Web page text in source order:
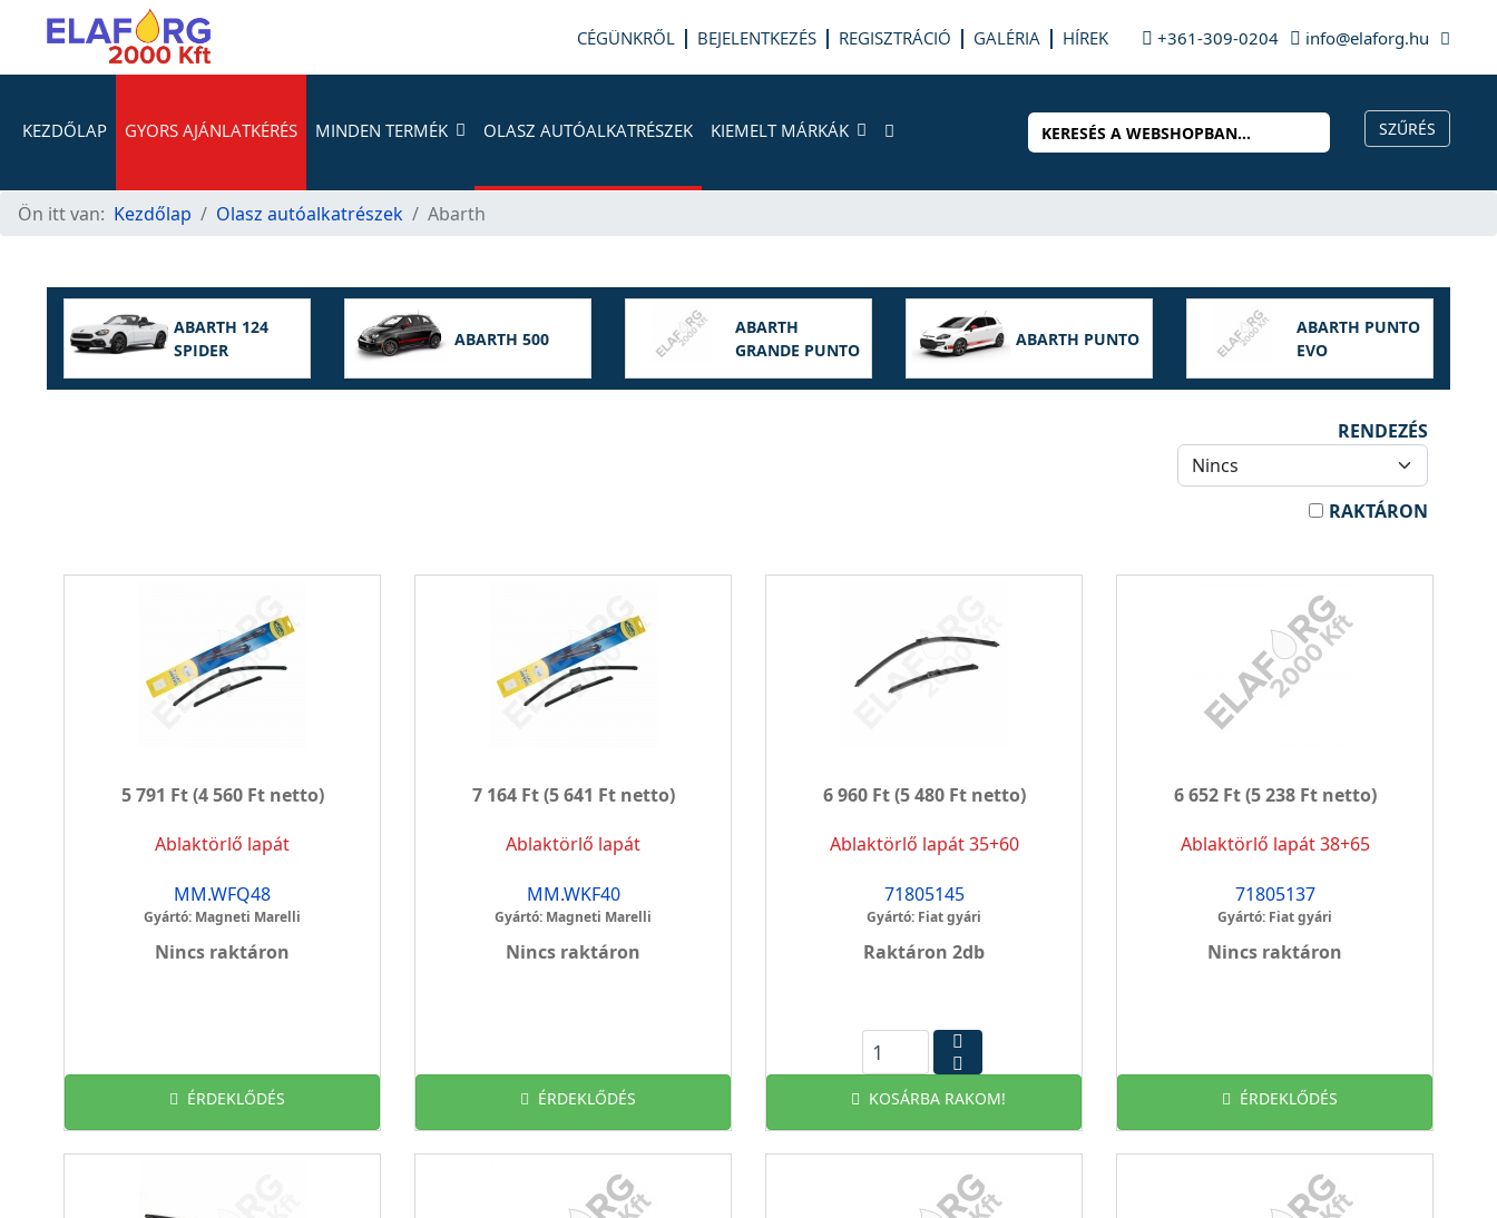
CÉGÜNKRŐL BEJELENTKEZÉS REGISZTRÁCIÓ GALÉRIA HÍREK +361-309-0204 info@elaforg.hu
KEZDŐLAP GYORS AJÁNLATKÉRÉS MINDEN TERMÉK OLASZ AUTÓALKATRÉSZEK KIEMELT MÁRKÁK
Ön itt van: Kezdőlap Olasz autóalkatrészek Abarth
ABARTH 124
SPIDER
ABARTH 500
ABARTH
GRANDE PUNTO
ABARTH PUNTO
ABARTH PUNTO
EVO
RENDEZÉS
RAKTÁRON
5 791 Ft(4 560 Ft netto)
Ablaktörlő lapát
MM.WFQ48
Gyártó: Magneti Marelli
Nincs raktáron
ÉRDEKLŐDÉS
7 164 Ft(5 641 Ft netto)
Ablaktörlő lapát
MM.WKF40
Gyártó: Magneti Marelli
Nincs raktáron
ÉRDEKLŐDÉS
6 960 Ft(5 480 Ft netto)
Ablaktörlő lapát 35+60
71805145
Gyártó: Fiat gyári
Raktáron 2db
KOSÁRBA RAKOM!
6 652 Ft(5 238 Ft netto)
Ablaktörlő lapát 38+65
71805137
Gyártó: Fiat gyári
Nincs raktáron
ÉRDEKLŐDÉS